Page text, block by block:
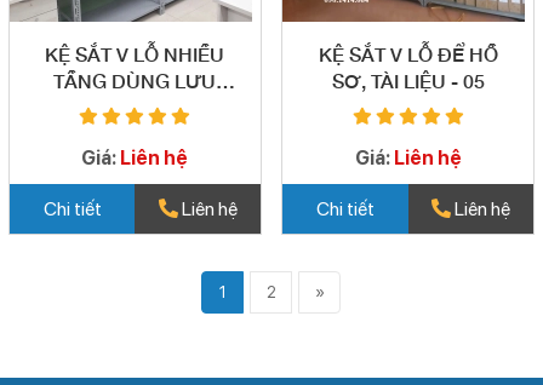
KỆ SẮT V LỖ NHIỀU
TẦNG DÙNG LƯU
TRỮ HỒ SƠ - 04
Giá: Liên hệ
Chi tiết Liên hệ
KỆ SẮT V LỖ ĐỂ HỒ
SƠ, TÀI LIỆU - 05
Giá: Liên hệ
Chi tiết Liên hệ
1 2 »